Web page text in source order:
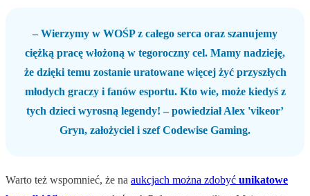
– Wierzymy w WOŚP z całego serca oraz szanujemy
ciężką pracę włożoną w tegoroczny cel. Mamy nadzieję,
że dzięki temu zostanie uratowane więcej żyć przyszłych
młodych graczy i fanów esportu. Kto wie, może kiedyś z
tych dzieci wyrosną legendy! – powiedział Alex 'vikeor’
Gryn, założyciel i szef Codewise Gaming.
Warto też wspomnieć, że na aukcjach można zdobyć unikatowe